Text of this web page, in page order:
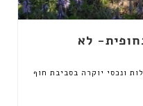
לא
ונכסי יוקרה בסביבת חוף